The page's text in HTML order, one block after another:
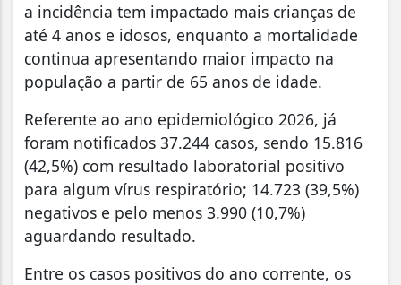
a incidência tem impactado mais crianças de
até 4 anos e idosos, enquanto a mortalidade
continua apresentando maior impacto na
população a partir de 65 anos de idade.
Referente ao ano epidemiológico 2026, já
foram notificados 37.244 casos, sendo 15.816
(42,5%) com resultado laboratorial positivo
para algum vírus respiratório; 14.723 (39,5%)
negativos e pelo menos 3.990 (10,7%)
aguardando resultado.
Entre os casos positivos do ano corrente, os